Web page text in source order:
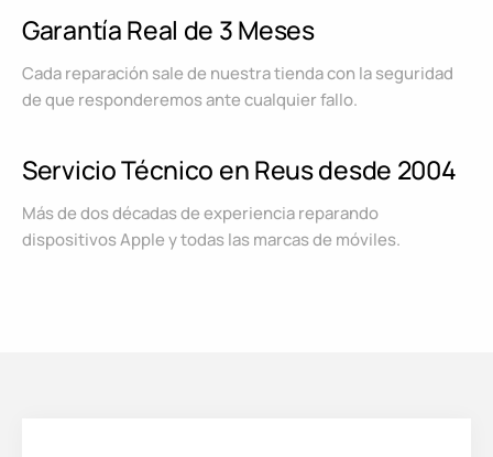
Garantía Real de 3 Meses
Cada reparación sale de nuestra tienda con la seguridad
de que responderemos ante cualquier fallo.
Servicio Técnico en Reus desde 2004
Más de dos décadas de experiencia reparando
dispositivos Apple y todas las marcas de móviles.